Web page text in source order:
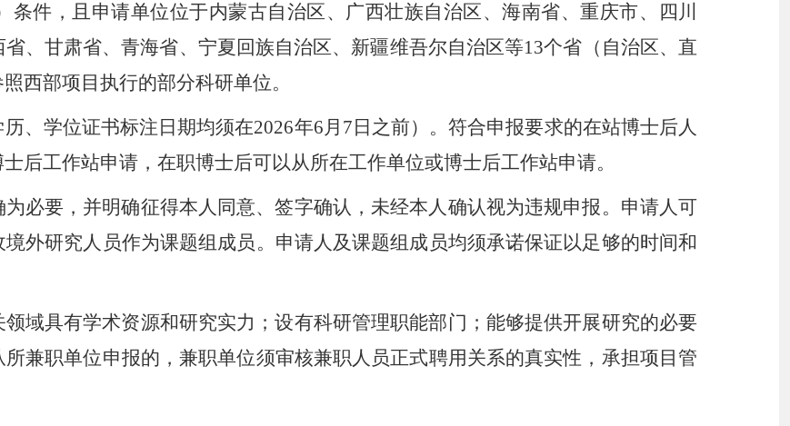
条件，且申请单位位于内蒙古自治区、广西壮族自治区、海南省、重庆市、四川
、甘肃省、青海省、宁夏回族自治区、新疆维吾尔自治区等13个省（自治区、直
西部项目执行的部分科研单位。
、学位证书标注日期均须在2026年6月7日之前）。符合申报要求的在站博士后人
后工作站申请，在职博士后可以从所在工作单位或博士后工作站申请。
必要，并明确征得本人同意、签字确认，未经本人确认视为违规申报。申请人可
外研究人员作为课题组成员。 申请人及课题组成员均须承诺保证以足够的时间和
域具有学术资源和研究实力；设有科研管理职能部门；能够提供开展研究的必要
兼职单位申报的，兼职单位须审核兼职人员正式聘用关系的真实性，承担项目管